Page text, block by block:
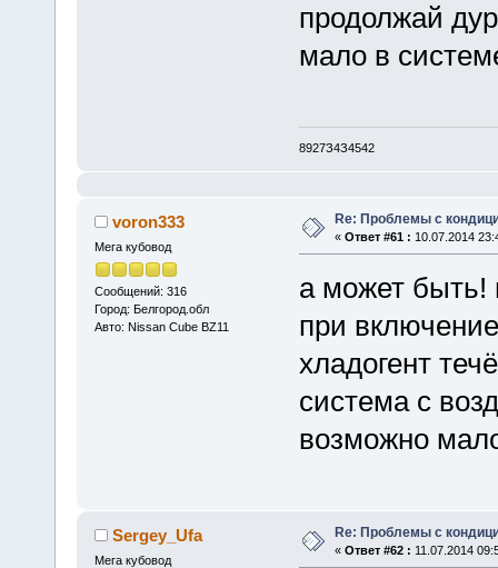
продолжай
мало в
8927З4З4542
voron333
Мега кубовод
Сообщений: 316
Город: Белгород.обл
Авто: Nissan Cube BZ11
Re: Проблемы с
« Ответ #61 : 10.07.2014
а может быть!
при
хладогент
система с
возможно
Sergey_Ufa
Мега кубовод
Re: Проблемы с
« Ответ #62 : 11.07.2014